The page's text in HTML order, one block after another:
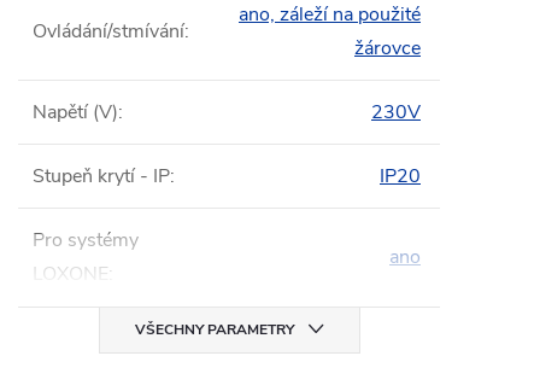
Ovládání/stmívání:
ano, záleží na použité
žárovce
Napětí (V): 230V
Stupeň krytí - IP: IP20
Pro systémy
LOXONE:
ano
VŠECHNY PARAMETRY